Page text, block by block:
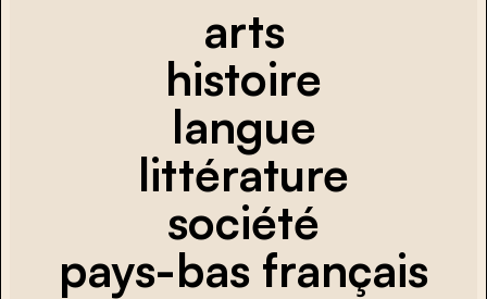
arts
histoire
langue
littérature
société
pays-bas français